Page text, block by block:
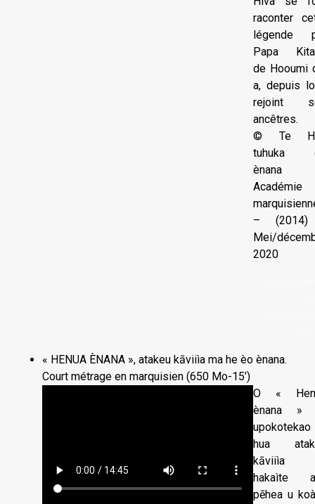
raconter
légende
Papa
de Hooumi
a, depuis
rejoint
ancêtres.
© Te
tuhuka
Académie
–
Mei/
2020
« HENUA ÈNANA », atakeu kāviiìa ma he èo ènana.
Court métrage en marquisien (650 Mo-15’)
O «
ènana »
hua
kāviiìa
hakaìte
pēhea u